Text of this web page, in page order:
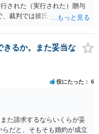
された（実行された）贈与
裁判では彼氏が勝つことは
に弁護士に面談相談する方
名で通知等出してもらうほう
きるか。また妥当な
役にたった 6
た請求するならいくらが妥
だと、そもそも婚約が成立